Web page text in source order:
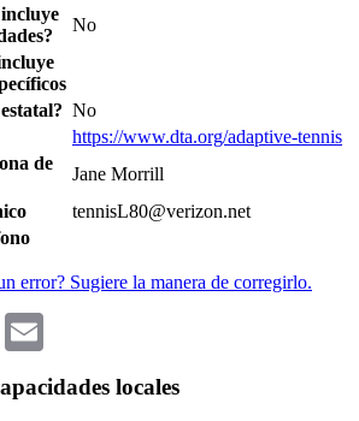
No
No
https://www.dta.org/adaptive-tennis
de
Jane Morrill
tennisL80@verizon.net
error? Sugiere la manera de corregirlo.
Pinterest
locales